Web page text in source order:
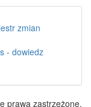
zmian
- dowiedz
prawa zastrzeżone.